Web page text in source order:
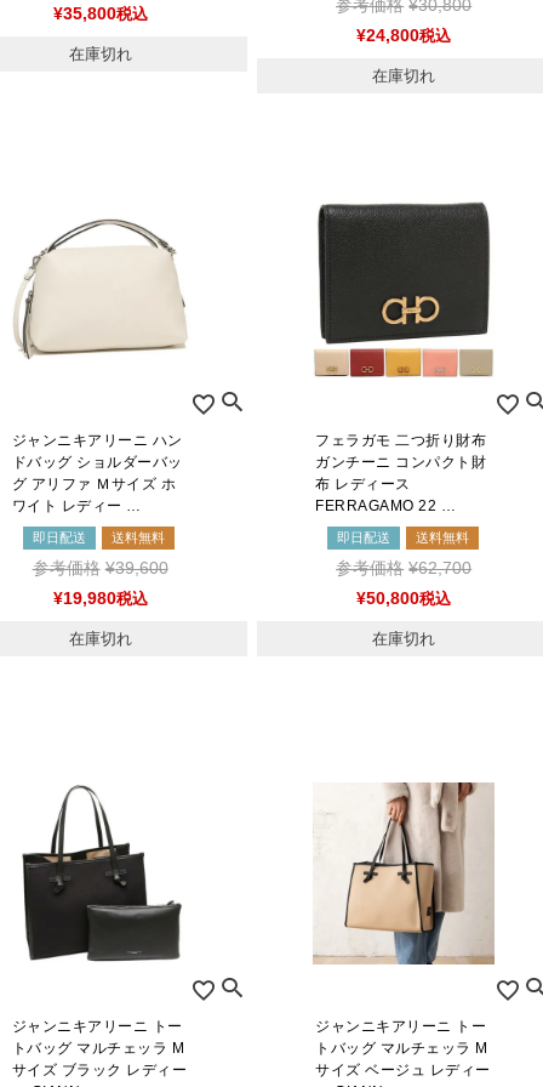
¥35,800税込
在庫切れ
参考価格 ¥30,800
¥24,800税込
在庫切れ
ジャンニキアリーニ ハン
ドバッグ ショルダーバッ
グ アリファ Ｍサイズ ホ
ワイト レディー …
即日配送 送料無料
参考価格 ¥39,600
¥19,980税込
在庫切れ
フェラガモ 二つ折り財布
ガンチーニ コンパクト財
布 レディース
FERRAGAMO 22 …
即日配送 送料無料
参考価格 ¥62,700
¥50,800税込
在庫切れ
ジャンニキアリーニ トー
トバッグ マルチェッラ M
サイズ ブラック レディー
ジャンニキアリーニ トー
トバッグ マルチェッラ M
サイズ ベージュ レディー